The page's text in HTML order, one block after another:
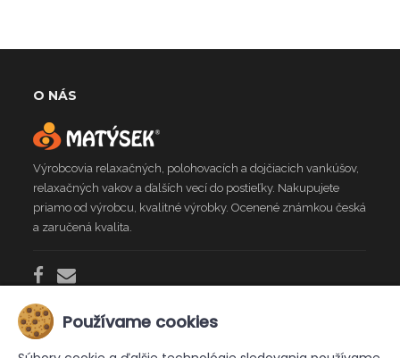
O NÁS
Výrobcovia relaxačných, polohovacích a dojčiacich vankúšov,
relaxačných vakov a ďalších vecí do postieľky. Nakupujete
priamo od výrobcu, kvalitné výrobky. Ocenené známkou česká
a zaručená kvalita.
Používame cookies